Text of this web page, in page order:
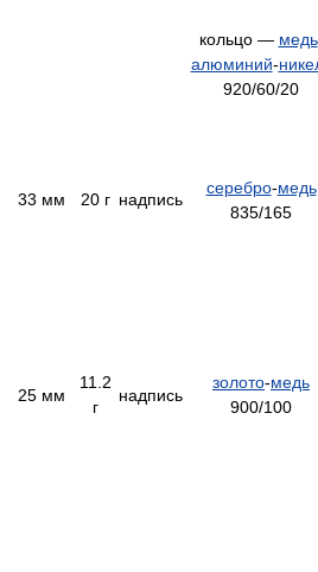
кольцо — медь
алюминий-
920/60/20
33 мм 20 г надпись
серебро-медь
835/165
25 мм
11.2
г
надпись
золото-медь
900/100